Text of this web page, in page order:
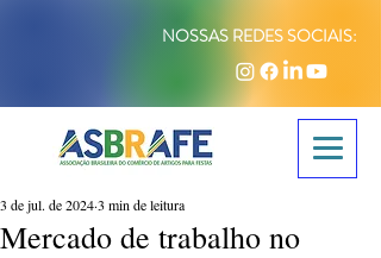
NOSSAS REDES SOCIAIS:
Mercado de trabalho no
3 de jul. de 20243 min de leitura